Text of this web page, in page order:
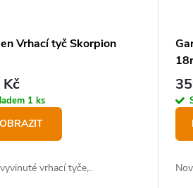
Vrhací tyč Skorpion
1 ks
vrhací tyče,..